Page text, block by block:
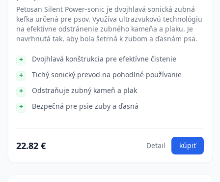
Petosan Silent Power-sonic je dvojhlavá sonická zubná
kefka určená pre psov. Využíva ultrazvukovú technológiu
na efektívne odstránenie zubného kameňa a plaku. Je
navrhnutá tak, aby bola šetrná k zubom a ďasnám psa.
Dvojhlavá konštrukcia pre efektívne čistenie
Tichý sonický prevod na pohodlné používanie
Odstraňuje zubný kameň a plak
Bezpečná pre psie zuby a ďasná
22.82 € Detail kúpiť